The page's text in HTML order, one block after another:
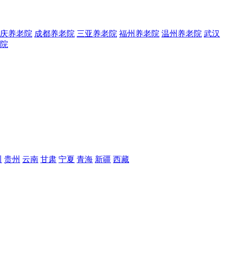
养老院 成都养老院 三亚养老院 福州养老院 温州养老院 武汉
贵州 云南 甘肃 宁夏 青海 新疆 西藏